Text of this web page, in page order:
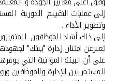
إلى عمليات التقييم الدورية
وتطوير الأداء .
إلى ذلك أشاد الموظفون
تعبرعن امتنان إدارة "بيتك"
على أن البيئة المواتية التي
المستمر بين الإدارة والموظفين